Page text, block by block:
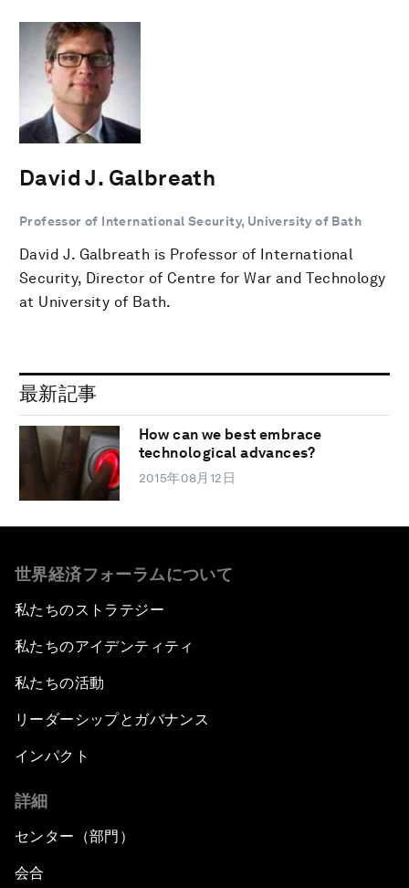
David J. Galbreath
Professor of International Security, University of Bath
David J. Galbreath is Professor of International
Security, Director of Centre for War and Technology
at University of Bath.
最新記事
How can we best embrace
technological advances?
2015年08月12日
世界経済フォーラムについて
私たちのストラテジー
私たちのアイデンティティ
私たちの活動
リーダーシップとガバナンス
インパクト
詳細
センター（部門）
会合